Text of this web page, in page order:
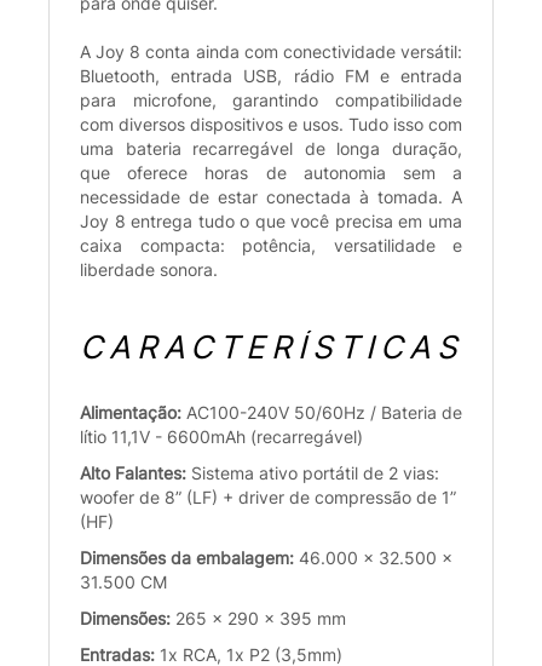
A Joy 8 conta ainda com conectividade versátil:
Bluetooth, entrada USB, rádio FM e entrada
para microfone, garantindo compatibilidade
com diversos dispositivos e usos. Tudo isso com
uma bateria recarregável de longa duração,
que oferece horas de autonomia sem a
necessidade de estar conectada à tomada. A
Joy 8 entrega tudo o que você precisa em uma
caixa compacta: potência, versatilidade e
liberdade sonora.
CARACTERÍSTICAS
Alimentação: AC100-240V 50/60Hz / Bateria de
lítio 11,1V - 6600mAh (recarregável)
Alto Falantes: Sistema ativo portátil de 2 vias:
woofer de 8” (LF) + driver de compressão de 1”
(HF)
Dimensões da embalagem: 46.000 x 32.500 x
31.500 CM
Dimensões: 265 x 290 x 395 mm
Entradas: 1x RCA, 1x P2 (3,5mm)